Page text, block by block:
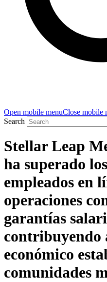
Open mobile menuClose mobile
Search
Stellar Leap
ha superado
empleados en
operaciones
garantías
contribuyendo
económico
comunidades